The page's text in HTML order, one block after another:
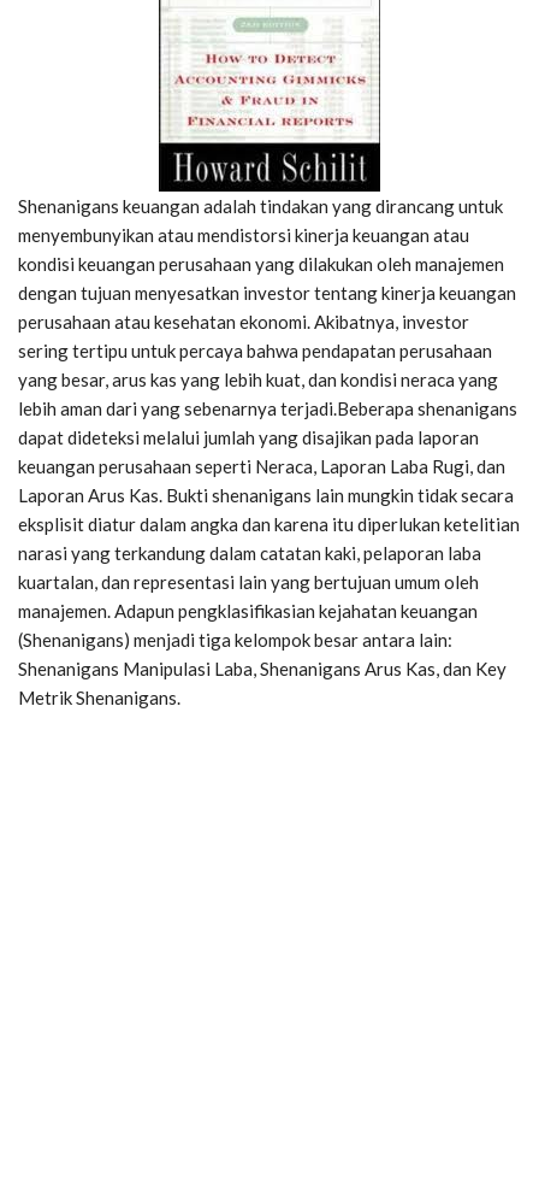
Shenanigans keuangan adalah tindakan yang dirancang untuk
menyembunyikan atau mendistorsi kinerja keuangan atau
kondisi keuangan perusahaan yang dilakukan oleh manajemen
dengan tujuan menyesatkan investor tentang kinerja keuangan
perusahaan atau kesehatan ekonomi. Akibatnya, investor
sering tertipu untuk percaya bahwa pendapatan perusahaan
yang besar, arus kas yang lebih kuat, dan kondisi neraca yang
lebih aman dari yang sebenarnya terjadi.Beberapa shenanigans
dapat dideteksi melalui jumlah yang disajikan pada laporan
keuangan perusahaan seperti Neraca, Laporan Laba Rugi, dan
Laporan Arus Kas. Bukti shenanigans lain mungkin tidak secara
eksplisit diatur dalam angka dan karena itu diperlukan ketelitian
narasi yang terkandung dalam catatan kaki, pelaporan laba
kuartalan, dan representasi lain yang bertujuan umum oleh
manajemen. Adapun pengklasifikasian kejahatan keuangan
(Shenanigans) menjadi tiga kelompok besar antara lain:
Shenanigans Manipulasi Laba, Shenanigans Arus Kas, dan Key
Metrik Shenanigans.